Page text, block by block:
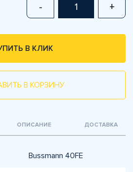
- +
В КЛИК
В КОРЗИНУ
ОПИСАНИЕ ДОСТАВКА
Bussmann 40FE